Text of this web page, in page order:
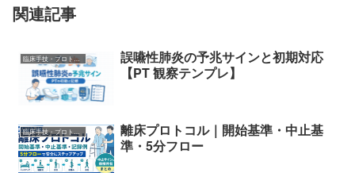
関連記事
臨床手技・プロトコル
誤嚥性肺炎の予兆サインと初期対応
【PT 観察テンプレ】
離床プロトコル｜開始基準・中止基
準・5分フロー